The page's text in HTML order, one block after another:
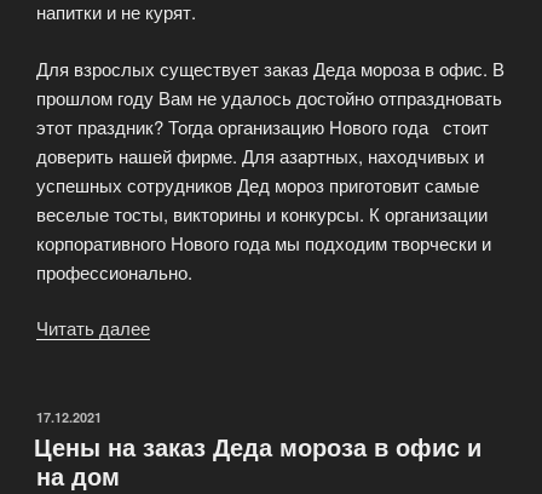
напитки и не курят.
Для взрослых существует заказ Деда мороза в офис. В
прошлом году Вам не удалось достойно отпраздновать
этот праздник? Тогда организацию Нового года стоит
доверить нашей фирме. Для азартных, находчивых и
успешных сотрудников Дед мороз приготовит самые
веселые тосты, викторины и конкурсы. К организации
корпоративного Нового года мы подходим творчески и
профессионально.
Читать далее
снегурочки
ОПУБЛИКОВАНО
17.12.2021
Цены на заказ Деда мороза в офис и
на дом